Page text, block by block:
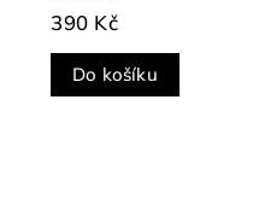
390 Kč
Do košíku